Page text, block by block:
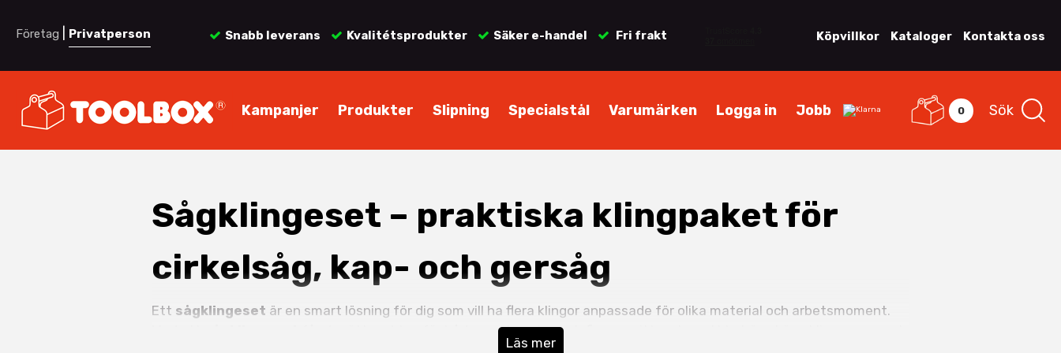
Företag Privatperson Snabb leverans Kvalitétsprodukter Säker e-handel Fri frakt Köpvillkor Kataloger Kontakta oss
Kampanjer Produkter Slipning Specialstål Varumärken Logga in Jobb 0 Sök
Sågklingeset – praktiska klingpaket för
cirkelsåg, kap- och gersåg
Ett sågklingeset är en smart lösning för dig som vill ha flera klingor anpassade för olika material och arbetsmoment.
får du rätt verktyg för både grovkapning och finare snitt – utan att behöva köpa klingor separat.
Läs mer